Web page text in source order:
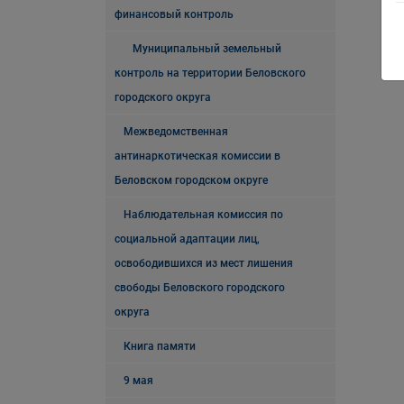
финансовый контроль
Муниципальный земельный
контроль на территории Беловского
городского округа
Межведомственная
антинаркотическая комиссии в
Беловском городском округе
Наблюдательная комиссия по
социальной адаптации лиц,
освободившихся из мест лишения
свободы Беловского городского
округа
Книга памяти
9 мая